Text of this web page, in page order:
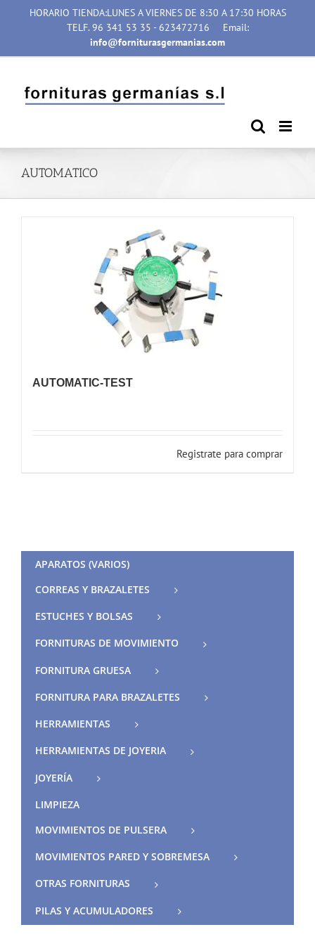
HORARIO TIENDA:LUNES A VIERNES DE 8:30 A 17:30 HORAS
TELF. 96 341 53 35 - 623472716
Email:
info@forniturasgermanias.com
AUTOMATICO
AUTOMATIC-TEST
Registrate para comprar
APARATOS (VARIOS)
CORREAS Y BRAZALETES
ESTUCHES Y BOLSAS
FORNITURAS DE MOVIMIENTO
FORNITURA GRUESA
FORNITURA PARA BRAZALETES
HERRAMIENTAS
HERRAMIENTAS DE JOYERIA
JOYERÍA
LIMPIEZA
MOVIMIENTOS DE PULSERA
MOVIMIENTOS PARED Y SOBREMESA
OTRAS FORNITURAS
PILAS Y ACUMULADORES